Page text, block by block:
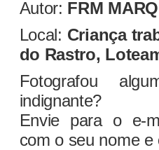
Autor: FRM
Local: Criança
do Rastro,
Fotografou
indignante?
Envie para o e-
com o seu nome